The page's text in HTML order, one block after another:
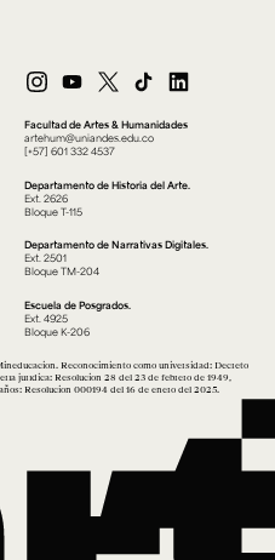
Facultad de Artes & Humanidades
artehum@uniandes.edu.co
[+57] 601 332 4537
Departamento de Historia del Arte.
Ext. 2626
Bloque T-115
Departamento de Narrativas Digitales.
Ext. 2501
Bloque TM-204
Escuela de Posgrados.
Ext. 4925
Bloque K-206
Reconocimiento como universidad: Decreto
jurídica: Resolución 28 del 23 de febrero de 1949,
Resolución 000194 del 16 de enero del 2025.